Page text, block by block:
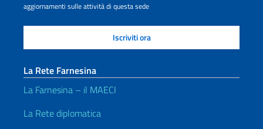
aggiornamenti sulle attività di questa sede
La Rete Farnesina
La Farnesina – il MAECI
La Rete diplomatica